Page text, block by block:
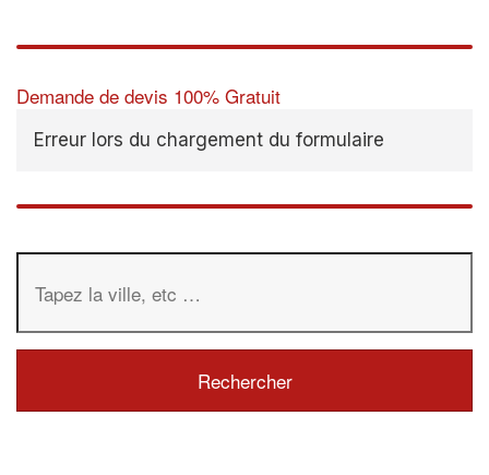
Demande de devis 100% Gratuit
Erreur lors du chargement du formulaire